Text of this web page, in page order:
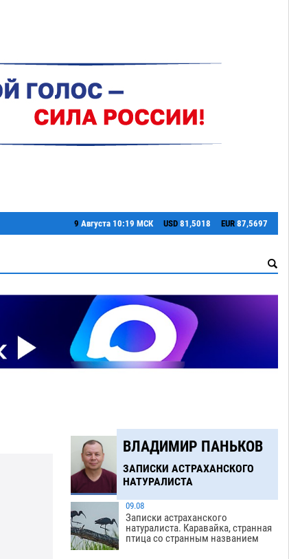
9 Августа 10:19 МСК USD 81,5018 EUR 87,5697
ВЛАДИМИР ПАНЬКОВ
ЗАПИСКИ АСТРАХАНСКОГО
НАТУРАЛИСТА
09.08
Записки астраханского
натуралиста. Каравайка, странная
птица со странным названием